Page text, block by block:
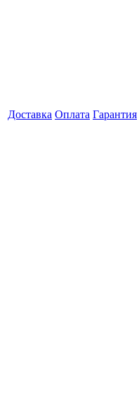
Доставка Оплата Гарантия